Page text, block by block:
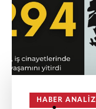
HABER ANALIZ